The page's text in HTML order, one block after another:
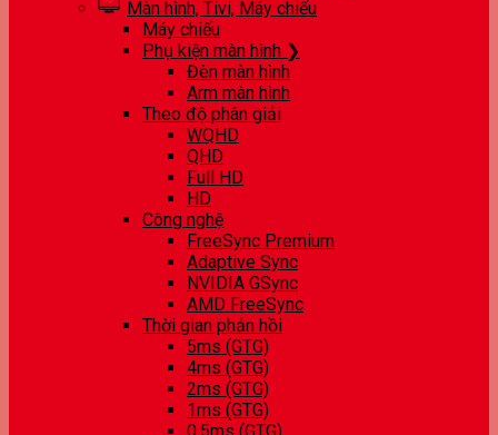
Màn hình, Tivi, Máy chiếu
Máy chiếu
Phụ kiện màn hình ❯
Đèn màn hình
Arm màn hình
Theo độ phân giải
WQHD
QHD
Full HD
HD
Công nghệ
FreeSync Premium
Adaptive Sync
NVIDIA GSync
AMD FreeSync
Thời gian phản hồi
5ms (GTG)
4ms (GTG)
2ms (GTG)
1ms (GTG)